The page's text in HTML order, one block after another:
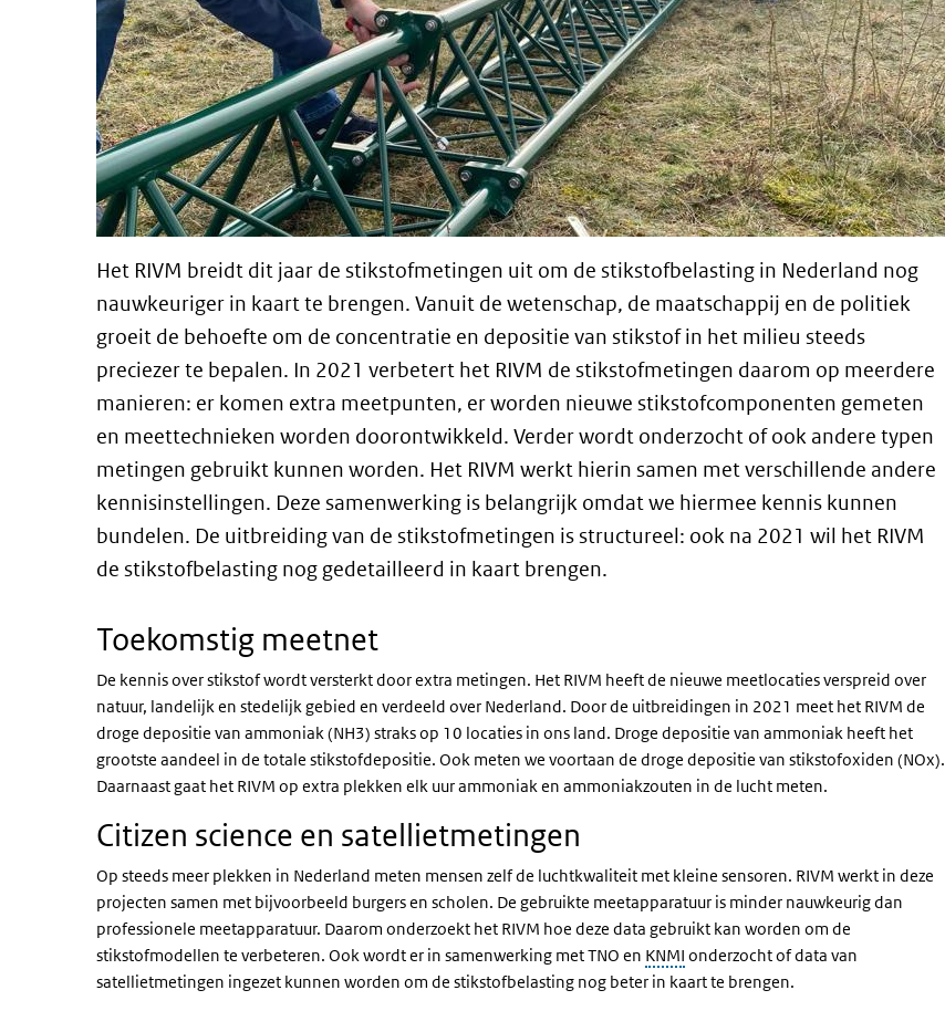
Het RIVM breidt dit jaar de stikstofmetingen uit om de stikstofbelasting in Nederland nog
nauwkeuriger in kaart te brengen. Vanuit de wetenschap, de maatschappij en de politiek
groeit de behoefte om de concentratie en depositie van stikstof in het milieu steeds
preciezer te bepalen. In 2021 verbetert het RIVM de stikstofmetingen daarom op meerdere
manieren: er komen extra meetpunten, er worden nieuwe stikstofcomponenten gemeten
en meettechnieken worden doorontwikkeld. Verder wordt onderzocht of ook andere typen
metingen gebruikt kunnen worden. Het RIVM werkt hierin samen met verschillende andere
kennisinstellingen. Deze samenwerking is belangrijk omdat we hiermee kennis kunnen
bundelen. De uitbreiding van de stikstofmetingen is structureel: ook na 2021 wil het RIVM
de stikstofbelasting nog gedetailleerd in kaart brengen.
Toekomstig meetnet
De kennis over stikstof wordt versterkt door extra metingen. Het RIVM heeft de nieuwe meetlocaties verspreid over
natuur, landelijk en stedelijk gebied en verdeeld over Nederland. Door de uitbreidingen in 2021 meet het RIVM de
droge depositie van ammoniak (NH3) straks op 10 locaties in ons land. Droge depositie van ammoniak heeft het
grootste aandeel in de totale stikstofdepositie. Ook meten we voortaan de droge depositie van stikstofoxiden (NOx).
Daarnaast gaat het RIVM op extra plekken elk uur ammoniak en ammoniakzouten in de lucht meten.
Citizen science en satellietmetingen
Op steeds meer plekken in Nederland meten mensen zelf de luchtkwaliteit met kleine sensoren. RIVM werkt in deze
projecten samen met bijvoorbeeld burgers en scholen. De gebruikte meetapparatuur is minder nauwkeurig dan
professionele meetapparatuur. Daarom onderzoekt het RIVM hoe deze data gebruikt kan worden om de
stikstofmodellen te verbeteren. Ook wordt er in samenwerking met TNO en KNMI onderzocht of data van
satellietmetingen ingezet kunnen worden om de stikstofbelasting nog beter in kaart te brengen.